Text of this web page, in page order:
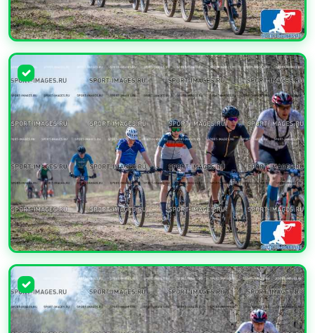
УВЕЛИЧИТЬ
УВЕЛИЧИТЬ